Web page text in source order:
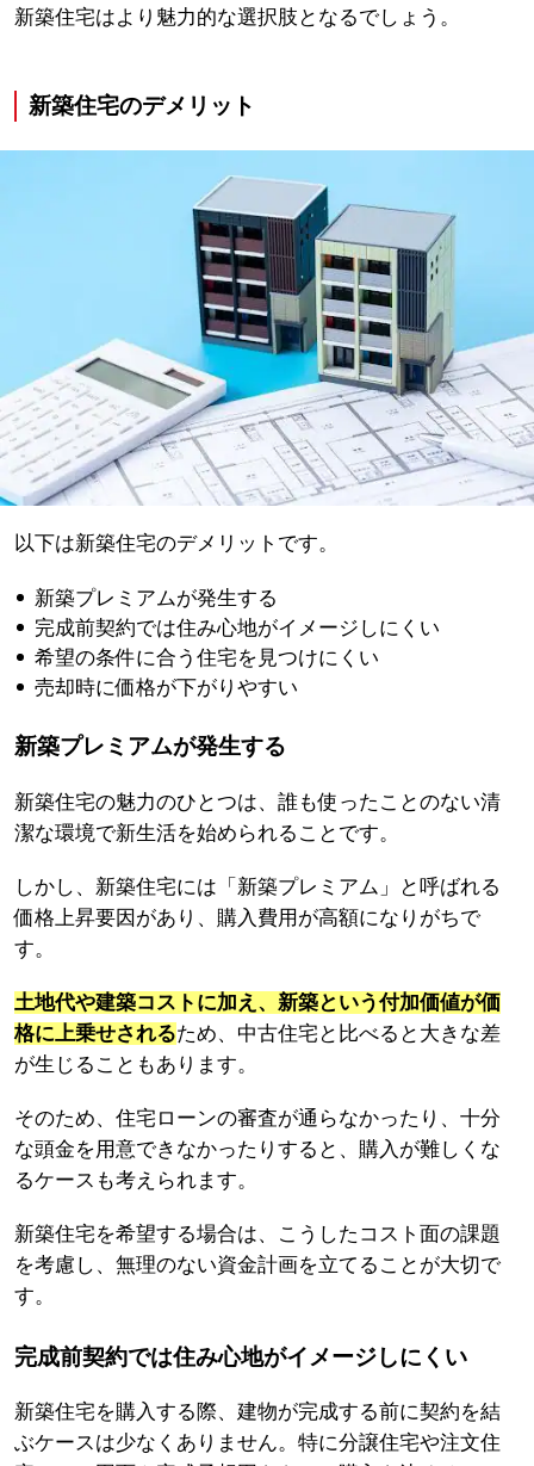
新築住宅はより魅力的な選択肢となるでしょう。
新築住宅のデメリット
以下は新築住宅のデメリットです。
新築プレミアムが発生する
完成前契約では住み心地がイメージしにくい
希望の条件に合う住宅を見つけにくい
売却時に価格が下がりやすい
新築プレミアムが発生する
新築住宅の魅力のひとつは、誰も使ったことのない清
潔な環境で新生活を始められることです。
しかし、新築住宅には「新築プレミアム」と呼ばれる
価格上昇要因があり、購入費用が高額になりがちで
す。
土地代や建築コストに加え、新築という付加価値が価
格に上乗せされるため、中古住宅と比べると大きな差
が生じることもあります。
そのため、住宅ローンの審査が通らなかったり、十分
な頭金を用意できなかったりすると、購入が難しくな
るケースも考えられます。
新築住宅を希望する場合は、こうしたコスト面の課題
を考慮し、無理のない資金計画を立てることが大切で
す。
完成前契約では住み心地がイメージしにくい
新築住宅を購入する際、建物が完成する前に契約を結
ぶケースは少なくありません。特に分譲住宅や注文住